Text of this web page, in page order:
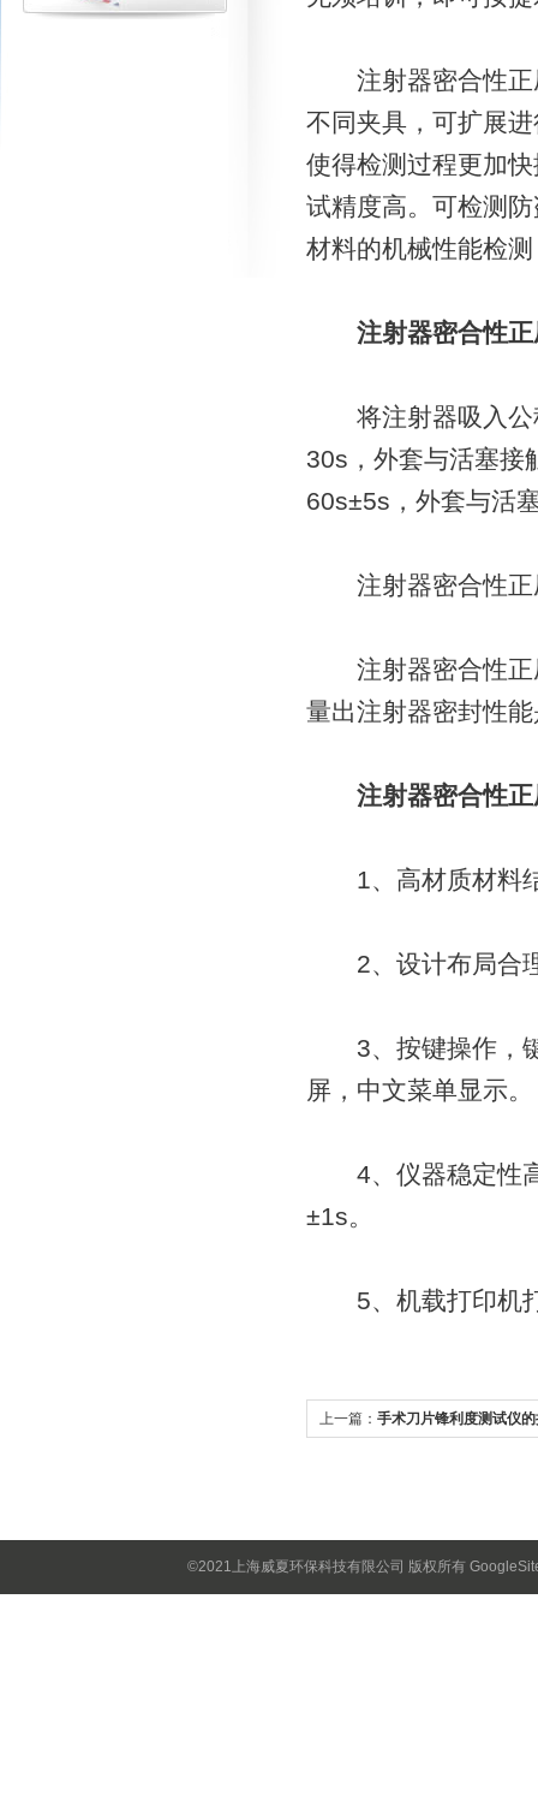
注射器密合性正
不同夹具，可扩展
使得检测过程更加
试精度高。可检测
材料的机械性能检
注射器密合性
将注射器吸入公
30s，外套与活塞接
60s±5s，外套与活
注射器密合性正
注射器密合性正
量出注射器密封性
注射器密合性
1、高材质材料结
2、设计布局合理
3、按键操作，键
屏，中文菜单显示。
4、仪器稳定性高
±1s。
5、机载打印机
上一篇： 手术刀片锋利度测试仪
©2021上海威夏环保科技有限公司 版权所有